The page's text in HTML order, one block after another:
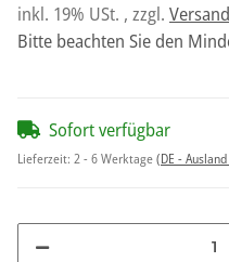
inkl. 19% USt. , zzgl. Versand
Bitte beachten Sie den
Sofort verfügbar
Lieferzeit: 2 - 6 Werktage(DE -